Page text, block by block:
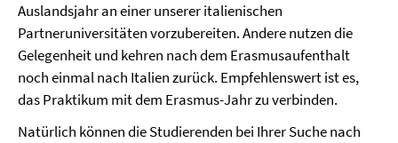
Auslandsjahr an einer unserer italienischen
Partneruniversitäten vorzubereiten. Andere nutzen die
Gelegenheit und kehren nach dem Erasmusaufenthalt
noch einmal nach Italien zurück. Empfehlenswert ist es,
das Praktikum mit dem Erasmus-Jahr zu verbinden.
Natürlich können die Studierenden bei Ihrer Suche nach